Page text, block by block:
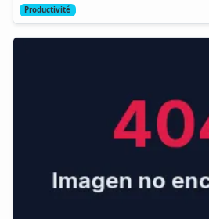
Productivité